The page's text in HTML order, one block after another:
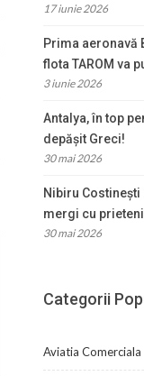
17 iunie 2026
Prima aeronavă
flota TAROM va
3 iunie 2026
Antalya, în top
depășit Greci!
30 mai 2026
Nibiru
mergi cu
30 mai 2026
Categorii
Aviatia Comerciala